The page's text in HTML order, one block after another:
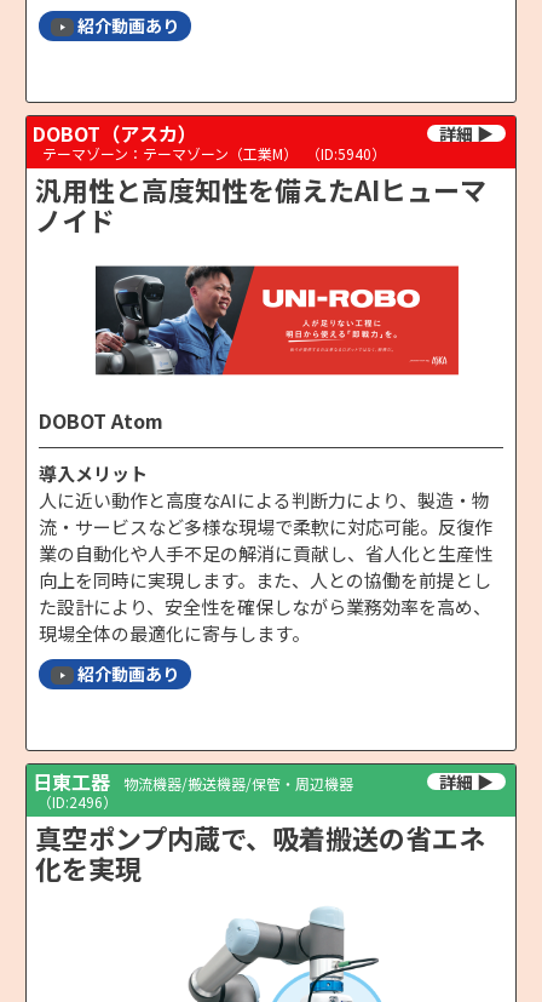
紹介動画あり
DOBOT（アスカ）
テーマゾーン：テーマゾーン（工業M） （ID:5940）
汎用性と高度知性を備えたAIヒューマ
ノイド
DOBOT Atom
導入メリット
人に近い動作と高度なAIによる判断力により、製造・物
流・サービスなど多様な現場で柔軟に対応可能。反復作
業の自動化や人手不足の解消に貢献し、省人化と生産性
向上を同時に実現します。また、人との協働を前提とし
た設計により、安全性を確保しながら業務効率を高め、
現場全体の最適化に寄与します。
紹介動画あり
日東工器
物流機器/搬送機器/保管・周辺機器
（ID:2496）
真空ポンプ内蔵で、吸着搬送の省エネ
化を実現